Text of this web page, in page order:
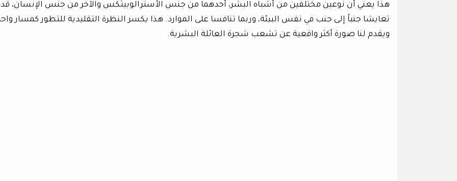
هذا يعني أن نوعين مختلفين من أشباه البشر، أحدهما من جنس الأسترالوبيثكس والآخر من جنس الإنسان، قد
تعايشا جنباً إلى جنب في نفس البيئة، وربما تنافسا على الموارد. هذا يكسر النظرة التقليدية للتطور كمسار
ويقدم لنا صورة أكثر واقعية عن تشعب شجرة العائلة البشرية.